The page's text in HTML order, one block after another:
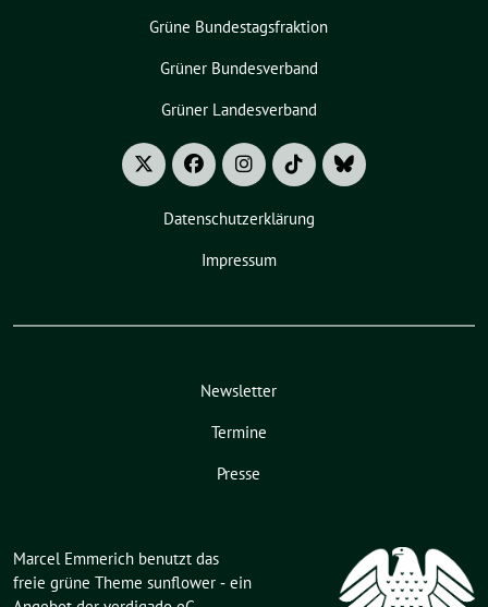
Grüne Bundestagsfraktion
Grüner Bundesverband
Grüner Landesverband
Datenschutzerklärung
Impressum
Newsletter
Termine
Presse
Marcel Emmerich benutzt das
freie grüne Theme sunflower ‐ ein